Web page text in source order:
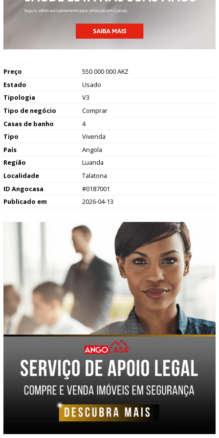
Preço
550 000 000 AKZ
Estado
Usado
Tipologia
V3
Tipo de negócio
Comprar
Casas de banho
4
Tipo
Vivenda
País
Angola
Região
Luanda
Localidade
Talatona
ID Angocasa
#0187001
Publicado em
2026-04-13